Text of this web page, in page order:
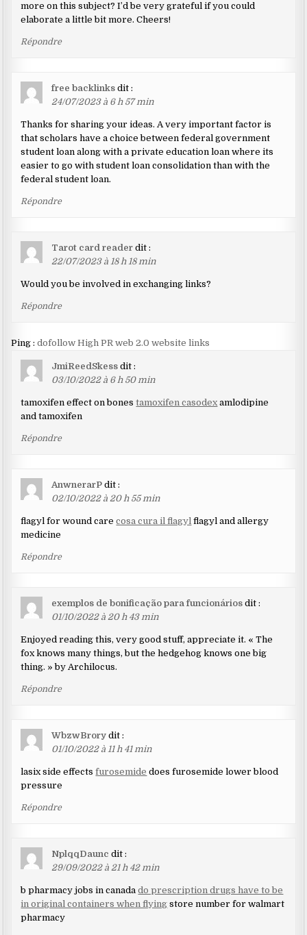
more on this subject? I’d be very grateful if you could
elaborate a little bit more. Cheers!
Répondre
free backlinks dit :
24/07/2023 à 6 h 57 min
Thanks for sharing your ideas. A very important factor is
that scholars have a choice between federal government
student loan along with a private education loan where its
easier to go with student loan consolidation than with the
federal student loan.
Répondre
Tarot card reader dit :
22/07/2023 à 18 h 18 min
Would you be involved in exchanging links?
Répondre
Ping :dofollow High PR web 2.0 website links
JmiReedSkess dit :
03/10/2022 à 6 h 50 min
tamoxifen effect on bonestamoxifen casodexamlodipine
and tamoxifen
Répondre
AnwnerarP dit :
02/10/2022 à 20 h 55 min
flagyl for wound carecosa cura il flagyl flagyl and allergy
medicine
Répondre
exemplos de bonificação para funcionários dit :
01/10/2022 à 20 h 43 min
Enjoyed reading this, very good stuff, appreciate it. « The
fox knows many things, but the hedgehog knows one big
thing. » by Archilocus.
Répondre
WbzwBrory dit :
01/10/2022 à 11 h 41 min
lasix side effectsfurosemide does furosemide lower blood
pressure
Répondre
NplqqDaunc dit :
29/09/2022 à 21 h 42 min
b pharmacy jobs in canadado prescription drugs have to be
in original containers when flying store number for walmart
pharmacy